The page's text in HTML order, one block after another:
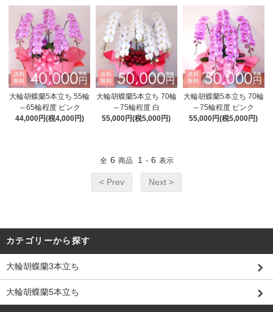
大輪胡蝶蘭5本立ち 55輪
～65輪程度 ピンク
44,000円(税4,000円)
大輪胡蝶蘭5本立ち 70輪
～75輪程度 白
55,000円(税5,000円)
大輪胡蝶蘭5本立ち 70輪
～75輪程度 ピンク
55,000円(税5,000円)
全 6 商品 1 - 6 表示
< Prev Next >
カテゴリーから探す
大輪胡蝶蘭3本立ち
大輪胡蝶蘭5本立ち